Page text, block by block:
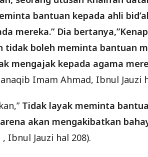
bantuan kepada ahli
mereka.” Dia
tidak boleh meminta bantuan
mengajak kepada agama
Imam Ahmad, Ibnul Jauzi
Tidak layak meminta
akan mengakibatkan
Ibnul Jauzi hal 208).